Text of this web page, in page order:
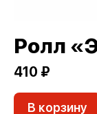
Ролл
410 ₽
В корзину